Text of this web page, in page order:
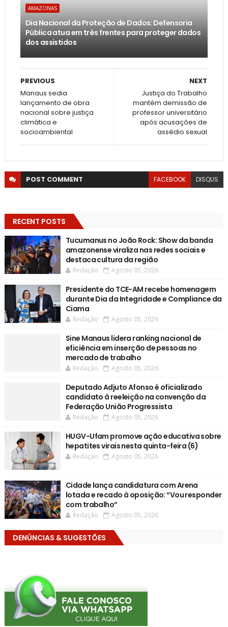
AMAZONAS
Dia Nacional da Proteção de Dados: Defensoria
Pública atua em três frentes para proteger dados
dos assistidos
NEXT
Justiça do Trabalho
mantém demissão de
professor universitário
após acusações de
assédio sexual
PREVIOUS
Manaus sedia
lançamento de obra
nacional sobre justiça
climática e
socioambiental
POST COMMENT FACEBOOK DISQUS
RECENT POSTS
Tucumanus no João Rock: Show da banda
amazonense viraliza nas redes sociais e
destaca cultura da região
Redação Agosto 05, 2026
Presidente do TCE-AM recebe homenagem
durante Dia da Integridade e Compliance da
Ciama
Redação Agosto 05, 2026
Sine Manaus lidera ranking nacional de
eficiência em inserção de pessoas no
mercado de trabalho
Redação Agosto 05, 2026
Deputado Adjuto Afonso é oficializado
candidato à reeleição na convenção da
Federação União Progressista
Redação Agosto 05, 2026
HUGV-Ufam promove ação educativa sobre
hepatites virais nesta quinta-feira (6)
Redação Agosto 05, 2026
Cidade lança candidatura com Arena
lotada e recado à oposição: “Vou responder
com trabalho”
Redação Agosto 05, 2026
DENÚNCIAS & SUGESTÕES